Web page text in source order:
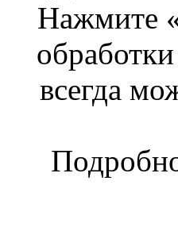
Нажмите
всегда